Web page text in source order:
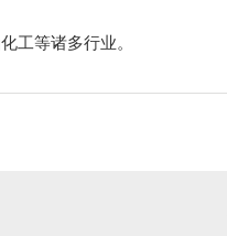
工等诸多行业。